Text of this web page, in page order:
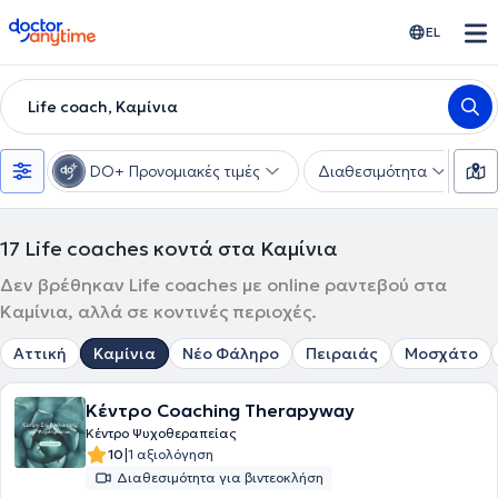
doctoranytime EL
Life coach, Καμίνια
DO+ Προνομιακές τιμές Διαθεσιμότητα
17 Life coaches κοντά στα Καμίνια
Δεν βρέθηκαν Life coaches με online ραντεβού στα
Καμίνια, αλλά σε κοντινές περιοχές.
Αττική Καμίνια Νέο Φάληρο Πειραιάς Μοσχάτο
Κέντρο Coaching Therapyway
Κέντρο Ψυχοθεραπείας
10|1 αξιολόγηση
Διαθεσιμότητα για βιντεοκλήση